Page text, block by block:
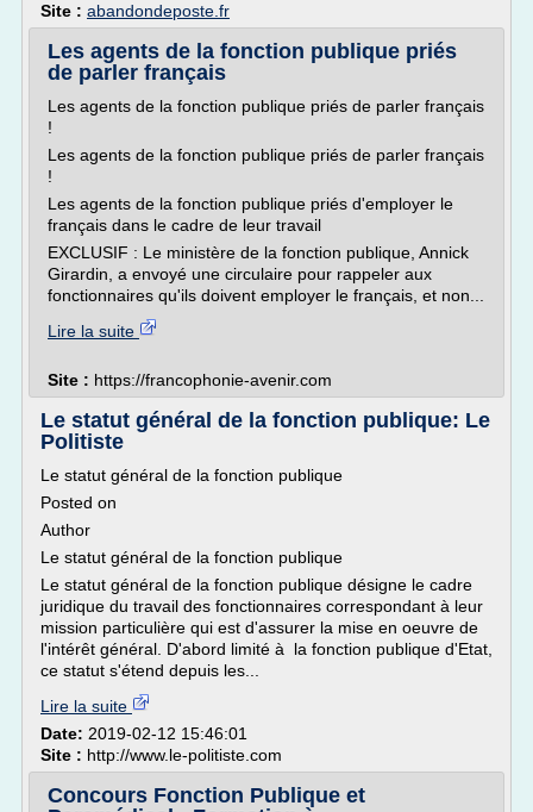
Site : abandondeposte.fr
Les agents de la fonction publique priés
de parler français
Les agents de la fonction publique priés de parler français
!
Les agents de la fonction publique priés de parler français
!
Les agents de la fonction publique priés d'employer le
français dans le cadre de leur travail
EXCLUSIF : Le ministère de la fonction publique, Annick
Girardin, a envoyé une circulaire pour rappeler aux
fonctionnaires qu'ils doivent employer le français, et non...
Lire la suite
Site : https://francophonie-avenir.com
Le statut général de la fonction publique: Le
Politiste
Le statut général de la fonction publique
Posted on
Author
Le statut général de la fonction publique
Le statut général de la fonction publique désigne le cadre
juridique du travail des fonctionnaires correspondant à leur
mission particulière qui est d'assurer la mise en oeuvre de
l'intérêt général. D'abord limité à la fonction publique d'Etat,
ce statut s'étend depuis les...
Lire la suite
Date: 2019-02-12 15:46:01
Site : http://www.le-politiste.com
Concours Fonction Publique et